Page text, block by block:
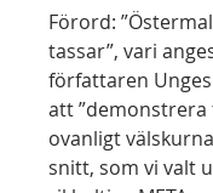
Förord:
tassar”, vari
författaren
att ”demonstrera
ovanligt
snitt, som vi valt